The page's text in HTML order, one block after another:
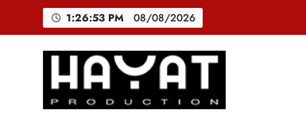
1:26:53 PM 08/08/2026